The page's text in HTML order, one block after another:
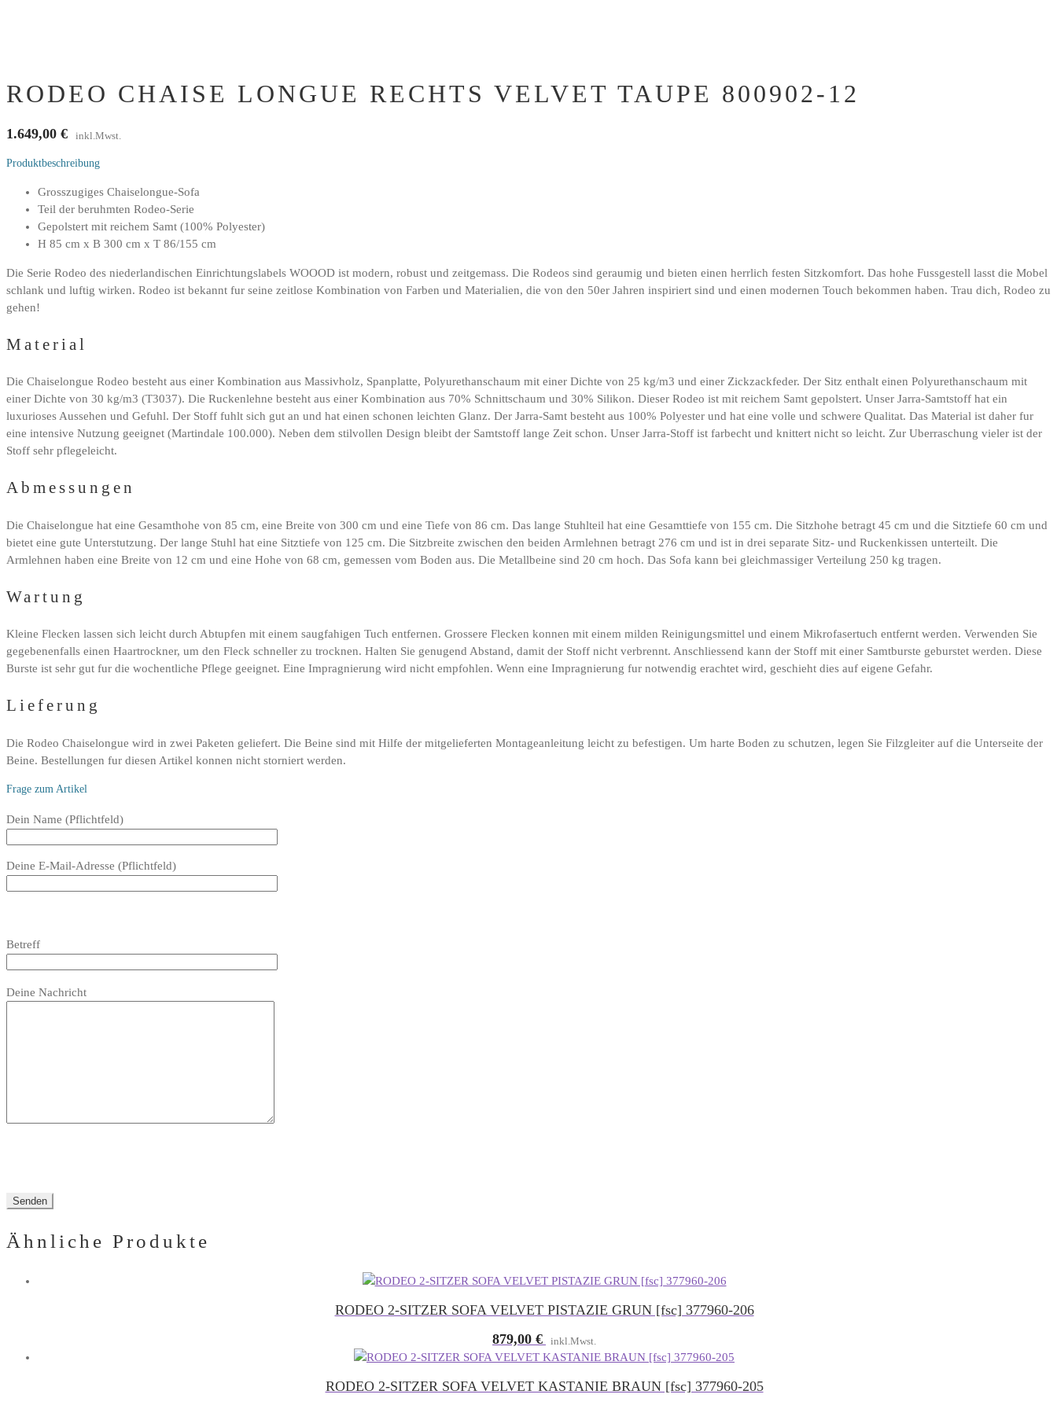
RODEO CHAISE LONGUE RECHTS VELVET TAUPE 800902-12
1.649,00 € inkl.Mwst.
Produktbeschreibung
Grosszugiges Chaiselongue-Sofa
Teil der beruhmten Rodeo-Serie
Gepolstert mit reichem Samt (100% Polyester)
H 85 cm x B 300 cm x T 86/155 cm
Die Serie Rodeo des niederlandischen Einrichtungslabels WOOOD ist modern, robust und zeitgemass. Die Rodeos sind geraumig und bieten einen herrlich festen Sitzkomfort. Das hohe Fussgestell lasst die Mobel
schlank und luftig wirken. Rodeo ist bekannt fur seine zeitlose Kombination von Farben und Materialien, die von den 50er Jahren inspiriert sind und einen modernen Touch bekommen haben. Trau dich, Rodeo zu
gehen!
Material
Die Chaiselongue Rodeo besteht aus einer Kombination aus Massivholz, Spanplatte, Polyurethanschaum mit einer Dichte von 25 kg/m3 und einer Zickzackfeder. Der Sitz enthalt einen Polyurethanschaum mit
einer Dichte von 30 kg/m3 (T3037). Die Ruckenlehne besteht aus einer Kombination aus 70% Schnittschaum und 30% Silikon. Dieser Rodeo ist mit reichem Samt gepolstert. Unser Jarra-Samtstoff hat ein
luxurioses Aussehen und Gefuhl. Der Stoff fuhlt sich gut an und hat einen schonen leichten Glanz. Der Jarra-Samt besteht aus 100% Polyester und hat eine volle und schwere Qualitat. Das Material ist daher fur
eine intensive Nutzung geeignet (Martindale 100.000). Neben dem stilvollen Design bleibt der Samtstoff lange Zeit schon. Unser Jarra-Stoff ist farbecht und knittert nicht so leicht. Zur Uberraschung vieler ist der
Stoff sehr pflegeleicht.
Abmessungen
Die Chaiselongue hat eine Gesamthohe von 85 cm, eine Breite von 300 cm und eine Tiefe von 86 cm. Das lange Stuhlteil hat eine Gesamttiefe von 155 cm. Die Sitzhohe betragt 45 cm und die Sitztiefe 60 cm und
bietet eine gute Unterstutzung. Der lange Stuhl hat eine Sitztiefe von 125 cm. Die Sitzbreite zwischen den beiden Armlehnen betragt 276 cm und ist in drei separate Sitz- und Ruckenkissen unterteilt. Die
Armlehnen haben eine Breite von 12 cm und eine Hohe von 68 cm, gemessen vom Boden aus. Die Metallbeine sind 20 cm hoch. Das Sofa kann bei gleichmassiger Verteilung 250 kg tragen.
Wartung
Kleine Flecken lassen sich leicht durch Abtupfen mit einem saugfahigen Tuch entfernen. Grossere Flecken konnen mit einem milden Reinigungsmittel und einem Mikrofasertuch entfernt werden. Verwenden Sie
gegebenenfalls einen Haartrockner, um den Fleck schneller zu trocknen. Halten Sie genugend Abstand, damit der Stoff nicht verbrennt. Anschliessend kann der Stoff mit einer Samtburste geburstet werden. Diese
Burste ist sehr gut fur die wochentliche Pflege geeignet. Eine Impragnierung wird nicht empfohlen. Wenn eine Impragnierung fur notwendig erachtet wird, geschieht dies auf eigene Gefahr.
Lieferung
Die Rodeo Chaiselongue wird in zwei Paketen geliefert. Die Beine sind mit Hilfe der mitgelieferten Montageanleitung leicht zu befestigen. Um harte Boden zu schutzen, legen Sie Filzgleiter auf die Unterseite der
Beine. Bestellungen fur diesen Artikel konnen nicht storniert werden.
Frage zum Artikel
Bitte
Feld
Dein Name (Pflichtfeld)
Deine E-Mail-Adresse (Pflichtfeld)
dieses
lasse
leer.
Betreff
lasse
Deine Nachricht
Ähnliche Produkte
RODEO 2-SITZER SOFA VELVET PISTAZIE GRUN [fsc] 377960-206
879,00 € inkl.Mwst.
RODEO 2-SITZER SOFA VELVET KASTANIE BRAUN [fsc] 377960-205